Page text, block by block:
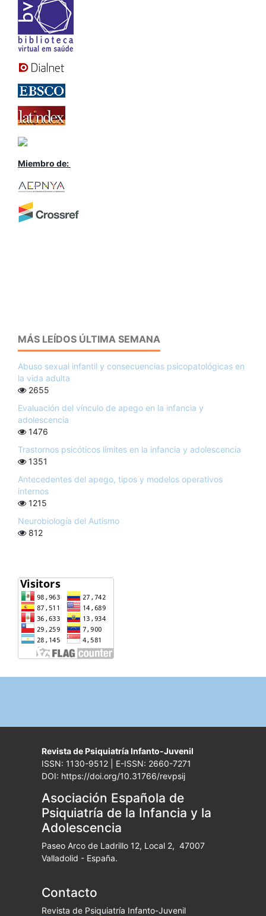
Miembro de:
MÁS LEÍDOS ÚLTIMA SEMANA
Abuso sexual infantil y consecuencias psicopatológicas en
la vida adulta
2655
Evaluación del vínculo de apego en la infancia y
adolescencia
1476
Trastornos psicóticos límites en la infancia y adolescencia
1351
Antecedentes del apego, tipos y modelos operativos
internos
1215
Neurobiología del Autismo
812
Revista de Psiquiatría Infanto-Juvenil
ISSN: 1130-9512 | E-ISSN: 2660-7271
DOI: https://doi.org/10.31766/revpsij
Asociación Española de
Psiquiatría de la Infancia y la
Adolescencia
Paseo Arco de Ladrillo 12, Local 2, 47007
Valladolid - España.
Contacto
Revista de Psiquiatría Infanto-Juvenil